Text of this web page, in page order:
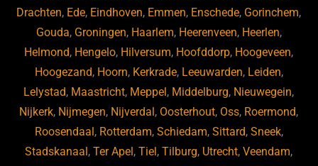
Drachten, Ede, Eindhoven, Emmen, Enschede, Gorinchem,
Gouda, Groningen, Haarlem, Heerenveen, Heerlen,
Helmond, Hengelo, Hilversum, Hoofddorp, Hoogeveen,
Hoogezand, Hoorn, Kerkrade, Leeuwarden, Leiden,
Lelystad, Maastricht, Meppel, Middelburg, Nieuwegein,
Nijkerk, Nijmegen, Nijverdal, Oosterhout, Oss, Roermond,
Roosendaal, Rotterdam, Schiedam, Sittard, Sneek,
Stadskanaal,Ter Apel,Tiel,Tilburg, Utrecht,Veendam,